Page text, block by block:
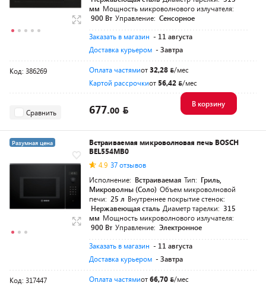
мм Мощность микроволнового излучателя:
900 Вт Управление: Сенсорное
Заказать в магазин - 11 августа
Доставка курьером - Завтра
Код: 386269 Оплата частямиот32,28
/мес
Картой рассрочкиот 56,42 /мес
Сравнить 677.00
В корзину
Разумная цена
Встраиваемая микроволновая печь BOSCH
BEL554MB0
4.9 37 отзывов
Исполнение: Встраиваемая Тип: Гриль,
Микроволны (Соло) Объем микроволновой
печи: 25 л Внутреннее покрытие стенок:
Нержавеющая сталь Диаметр тарелки: 315
мм Мощность микроволнового излучателя:
900 Вт Управление: Электронное
Заказать в магазин - 11 августа
Доставка курьером - Завтра
Код: 317447 Оплата частямиот66,70
/мес